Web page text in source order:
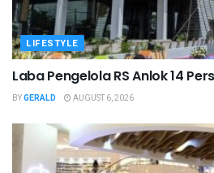
LIFESTYLE
Laba Pengelola RS Anlok 14
BYGERALD AUGUST 6, 2026